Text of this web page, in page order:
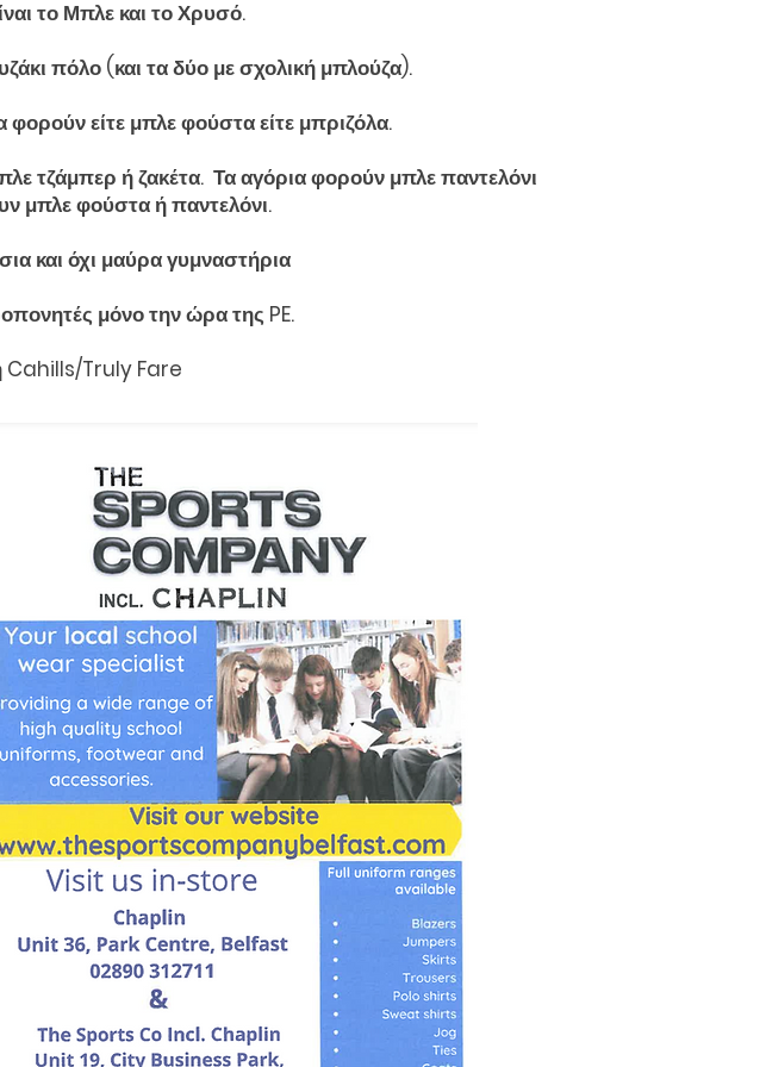
το Μπλε και το Χρυσό.
πόλο (και τα δύο με σχολική μπλούζα).
είτε μπλε φούστα είτε μπριζόλα.
τζάμπερ ή ζακέτα. Τα αγόρια φορούν μπλε παντελόνι
μπλε φούστα ή παντελόνι.
και όχι μαύρα γυμναστήρια
μόνο την ώρα της PE.
Cahills/Truly Fare